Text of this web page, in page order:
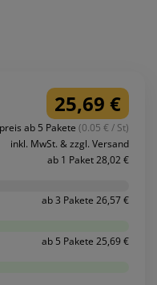
25,69 €
ab 5 Pakete (0.05 € / St)
inkl. MwSt. & zzgl. Versand
ab 1 Paket 28,02 €
ab 3 Pakete 26,57 €
ab 5 Pakete 25,69 €